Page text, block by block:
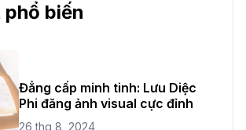
biến
Đẳng cấp minh tinh: Lưu Diệc
Phi đăng ảnh visual cực đỉnh
26 thg 8, 2024